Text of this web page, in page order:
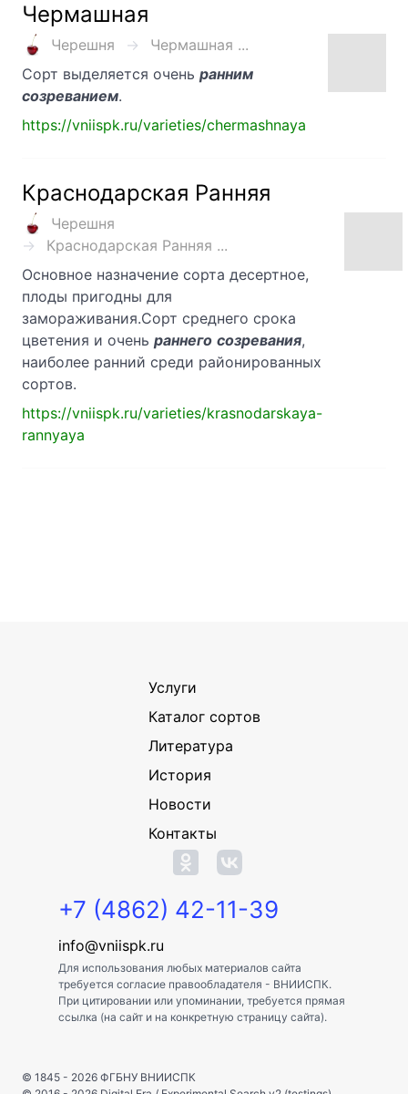
Чермашная
Черешня
Чермашная ...
Сорт выделяется очень ранним
созреванием.
https://vniispk.ru/varieties/chermashnaya
Краснодарская Ранняя
Черешня
Краснодарская Ранняя ...
Основное назначение сорта десертное,
плоды пригодны для
замораживания.Сорт среднего срока
цветения и очень раннего созревания,
наиболее ранний среди районированных
сортов.
https://vniispk.ru/varieties/krasnodarskaya-
rannyaya
Услуги
Каталог сортов
Литература
История
Новости
Контакты
+7 (4862) 42-11-39
info@vniispk.ru
Для использования любых материалов сайта
требуется согласие правообладателя - ВНИИСПК.
При цитировании или упоминании, требуется прямая
ссылка (на сайт и на конкретную страницу сайта).
© 1845 - 2026 ФГБНУ ВНИИСПК